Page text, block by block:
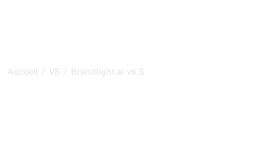
Accueil / VS / Brandlight.ai vs SE Ranking